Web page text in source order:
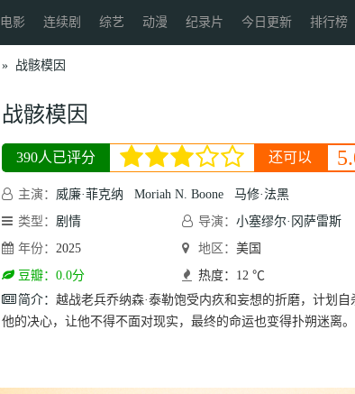
电影 连续剧 综艺 动漫 纪录片 今日更新 排行榜
» 战骸模因
战骸模因
390人已评分 还可以
主演： 威廉·菲克纳 Moriah N. Boone
马修·法黑
类型： 剧情 导演： 小塞缪尔·冈萨雷斯
年份： 2025 地区： 美国
豆瓣：0.0分
热度：12 ℃
简介： 越战老兵乔纳森·泰勒饱受内疚和妄想的折磨，计划
他的决心，让他不得不面对现实，最终的命运也变得扑朔迷离